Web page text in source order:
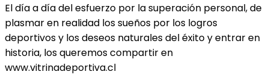
El día a día del esfuerzo por la superación personal, de
plasmar en realidad los sueños por los logros
deportivos y los deseos naturales del éxito y entrar en
historia, los queremos compartir en
www.vitrinadeportiva.cl